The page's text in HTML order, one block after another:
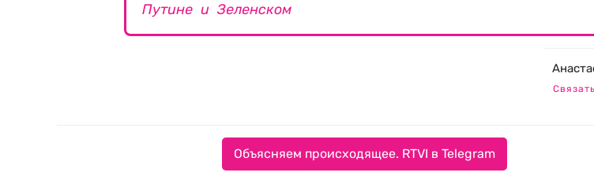
Путине и Зеленском
Объясняем происходящее. RTVI в Telegram